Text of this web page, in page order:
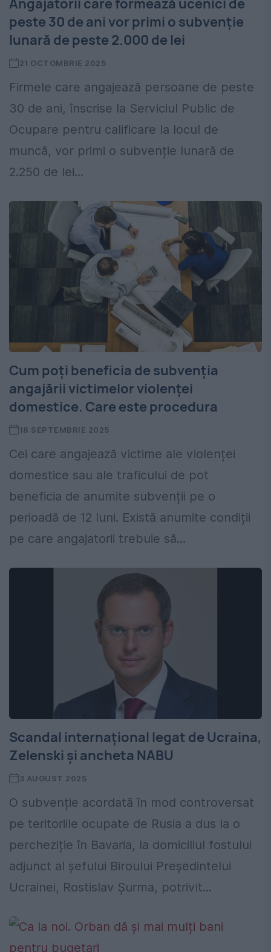
Angajatorii care formează ucenici de
peste 30 de ani vor primi o subvenție
lunară de peste 2.000 de lei
21 OCTOMBRIE 2025
Firmele care angajează persoane de peste
30 de ani, înscrise la Serviciul Public de
Ocupare pentru calificare la locul de
muncă, vor primi o subvenție lunară de
2.250 de lei...
Cum poți beneficia de subvenția
angajării victimelor violenței
domestice. Care este procedura
18 SEPTEMBRIE 2025
Cei care angajează victime ale violenței
domestice sau ale traficului de pot
beneficia de anumite subvenții pe o
perioadă de 12 luni. Există anumite condiții
pe care angajatorii trebuie să...
Scandal internațional legat de Ucraina,
Zelenski și ancheta NABU
3 AUGUST 2025
O subvenție acordată în mod controversat
pe teritoriile ocupate de Rusia a dus la o
percheziție în Bavaria, la domiciliul fostului
adjunct al șefului Biroului Președintelui
Ucrainei, Rostislav Șurma, potrivit...